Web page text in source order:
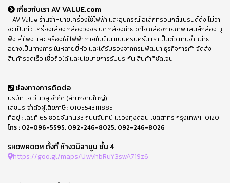
เกี่ยวกับเรา AV VALUE.com
AV Value ร้านจำหน่ายเครื่องใช้ไฟฟ้า และอุปกรณ์ อิเล็กทรอนิกส์แบรนด์ดัง ไม่ว่า
จะ เป็นทีวี เครื่องเสียง กล้องวงจร ปิด กล้องถ่ายวีดีโอ กล้องถ่ายภาพ เลนส์กล้อง หู
ฟัง ลำโพง และเครื่องใช้ ไฟฟ้า ภายในบ้าน แบบครบครัน เราเป็นตัวแทนจำหน่าย
อย่างเป็นทางการ ในหลายยี่ห้อ และได้รับรองจากกรมพัฒนา ธุรกิจการค้า จัดส่ง
สินค้ารวดเร็ว เชื่อถือได้ และนโยบายการรับประกัน สินค้าที่ชัดเจน
ช่องทางการติดต่อ
บริษัท เอ วี แวลู จำกัด (สำนักงานใหญ่)
เลขประจำตัวผู้เสียภาษี : 0105543111885
ที่อยู่ : เลขที่ 65 ซอยจันทน์33 ถนนจันทน์ แขวงทุ่งดอน เขตสาทร กรุงเทพฯ 10120
โทร : 02-096-5595, 092-246-8025, 092-246-8026
SHOWROOM ตั้งที่ ห้างวนิลามูน ชั้น 4
https://goo.gl/maps/UwVnbRuY3swA719z6